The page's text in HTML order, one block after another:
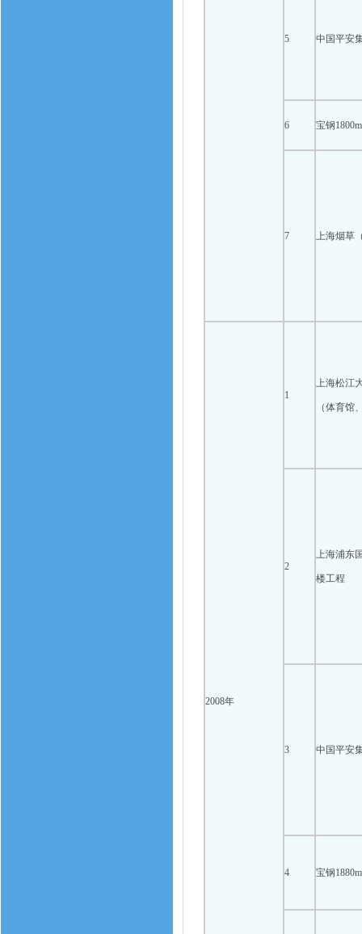
5 中国平安
6 宝钢
7 上海烟草
2008年
1
上海松江
（体育馆
2
上海浦东
楼工程
3 中国平安
4 宝钢